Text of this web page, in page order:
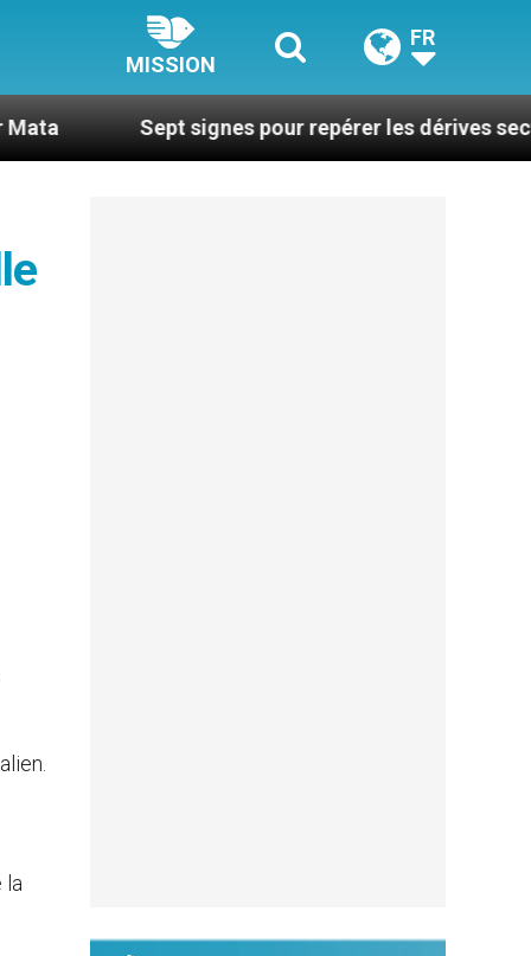
MISSION
FR
Sept signes pour repérer les dérives sectaires du
la